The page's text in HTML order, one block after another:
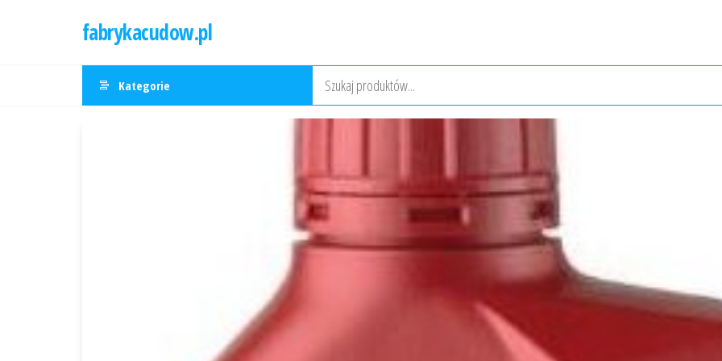
fabrykacudow.pl
Kategorie